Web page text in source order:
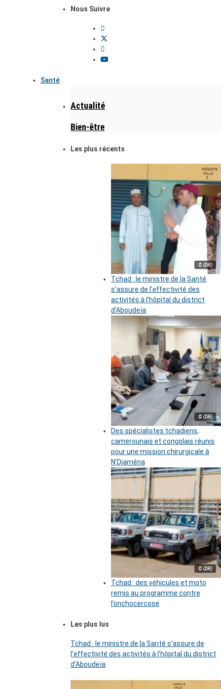
Nous Suivre
Santé
Actualité
Bien-être
Les plus récents
© (DR)
Tchad : le ministre de la Santé
s’assure de l’effectivité des
activités à l’hôpital du district
d’Aboudeïa
© (DR)
Des spécialistes tchadiens,
camerounais et congolais réunis
pour une mission chirurgicale à
N’Djaména
© (DR)
Tchad : des véhicules et moto
remis au programme contre
l’onchocercose
Les plus lus
Tchad : le ministre de la Santé s’assure de
l’effectivité des activités à l’hôpital du district
d’Aboudeïa